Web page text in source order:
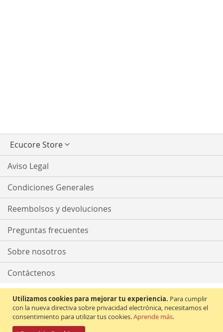
Utilizamos cookies para mejorar tu experiencia. Para cumplir
con la nueva directiva sobre privacidad electrónica, necesitamos el
consentimiento para utilizar tus cookies.Aprende más.
tiendaEcucore Store
Aviso Legal
Condiciones Generales
Reembolsos y devoluciones
Preguntas frecuentes
Sobre nosotros
Contáctenos